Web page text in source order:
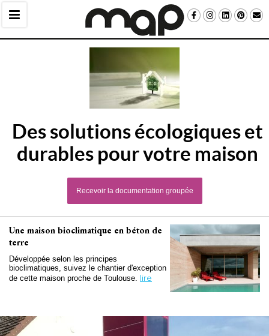
Des solutions écologiques et
durables pour votre maison
Recevoir la documentation groupée
Une maison bioclimatique en béton de
terre
Développée selon les principes
bioclimatiques, suivez le chantier d'exception
de cette maison proche de Toulouse. lire